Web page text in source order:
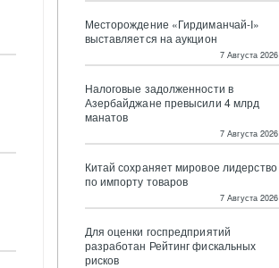
Месторождение «Гирдиманчай-I»
выставляется на аукцион
7 Августа 2026
Налоговые задолженности в
Азербайджане превысили 4 млрд
манатов
7 Августа 2026
Китай сохраняет мировое лидерство
по импорту товаров
7 Августа 2026
Для оценки госпредприятий
разработан Рейтинг фискальных
рисков